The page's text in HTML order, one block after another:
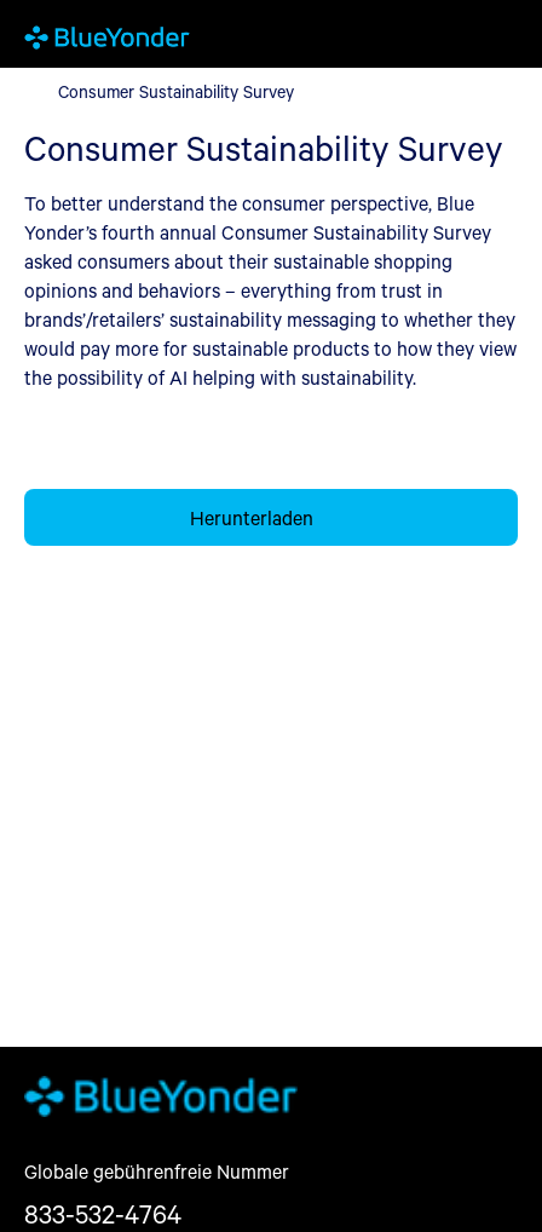
Consumer Sustainability Survey
Consumer Sustainability Survey
Consumer Sustainability Survey
To better understand the consumer perspective, Blue
Yonder’s fourth annual Consumer Sustainability Survey
asked consumers about their sustainable shopping
opinions and behaviors – everything from trust in
brands’/retailers’ sustainability messaging to whether they
would pay more for sustainable products to how they view
the possibility of AI helping with sustainability.
Herunterladen
Globale gebührenfreie Nummer
833-532-4764